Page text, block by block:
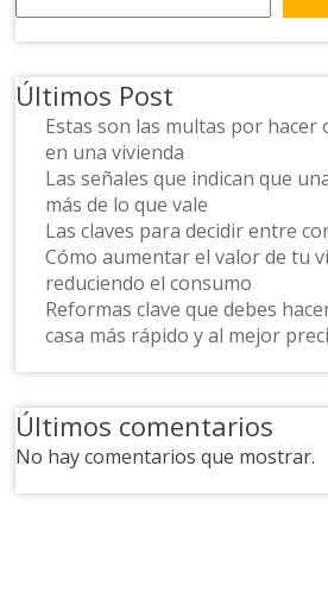
Últimos Post
Estas son las multas por hacer
en una vivienda
Las señales que indican que
más de lo que vale
Las claves para decidir entre
Cómo aumentar el valor de tu
reduciendo el consumo
Reformas clave que debes
casa más rápido y al mejor
Últimos comentarios
No hay comentarios que mostrar.